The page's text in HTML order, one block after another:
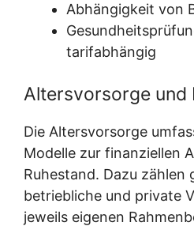
Abhängigkeit von
tarifabhängig
Altersvorsorge und
Die Altersvorsorge
Modelle zur finanziellen
Ruhestand. Dazu zählen
betriebliche und private
jeweils eigenen